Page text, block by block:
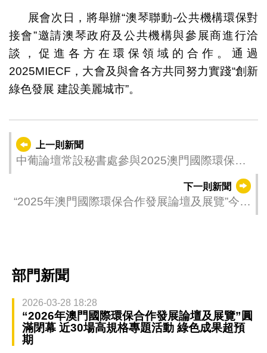
展會次日，將舉辦“澳琴聯動-公共機構環保對
接會”邀請澳琴政府及公共機構與參展商進行洽
談，促進各方在環保領域的合作。通過
2025MIECF，大會及與會各方共同努力實踐“創新
綠色發展 建設美麗城市”。
上一則新聞
中葡論壇常設秘書處參與2025澳門國際環保展
下一則新聞
“2025年澳門國際環保合作發展論壇及展覽”今
部門新聞
2026-03-28 18:28
“2026年澳門國際環保合作發展論壇及展覽”圓
滿閉幕 近30場高規格專題活動 綠色成果超預
期